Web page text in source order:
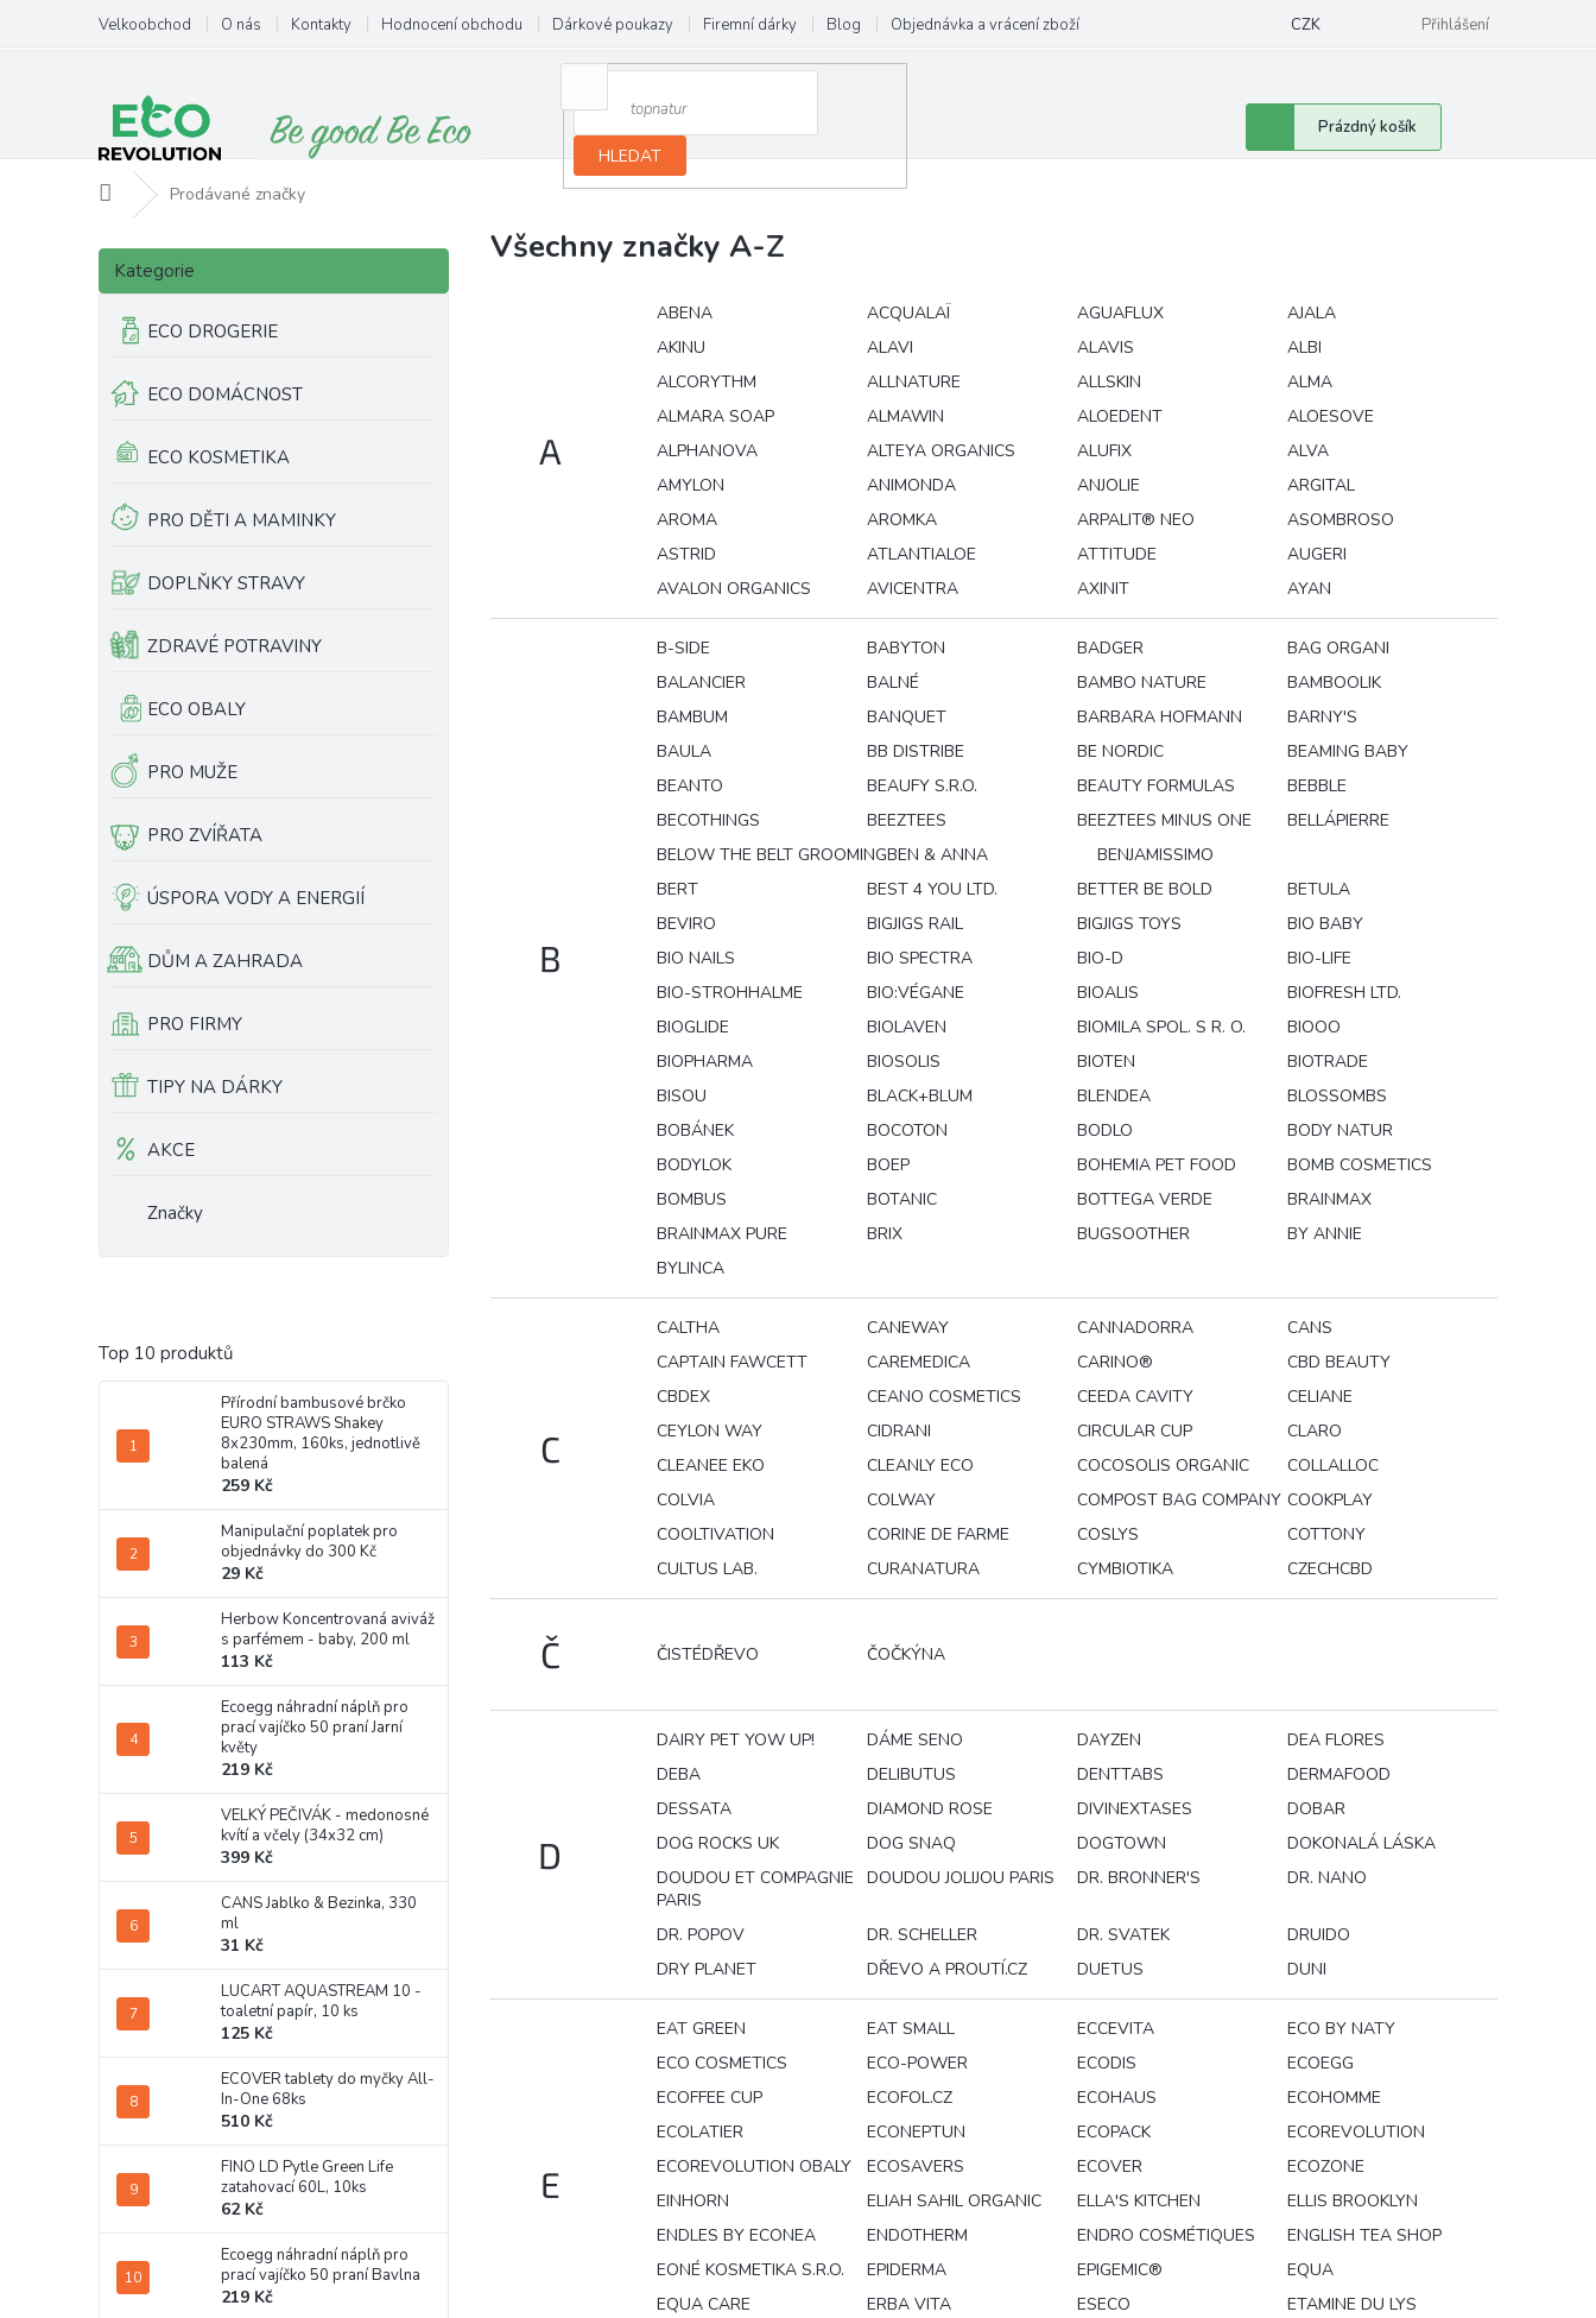
obsah
Velkoobchod O nás Kontakty Hodnocení obchodu Dárkové poukazy Firemní dárky Blog Objednávka a vrácení zboží CZK Přihlášení
HLEDAT
Nákupní
košík
Prázdný košík
Domů Prodávané značky
P
s
n
n
Přeskočit
kategorie
Kategorie
ECO DROGERIE
ECO DOMÁCNOST
ECO KOSMETIKA
PRO DĚTI A MAMINKY
DOPLŇKY STRAVY
ZDRAVÉ POTRAVINY
ECO OBALY
PRO MUŽE
PRO ZVÍŘATA
ÚSPORA VODY A ENERGIÍ
DŮM A ZAHRADA
PRO FIRMY
TIPY NA DÁRKY
AKCE
Značky
Top 10 produktů
Přírodní bambusové brčko
EURO STRAWS Shakey
8x230mm, 160ks, jednotlivě
balená
259 Kč
Manipulační poplatek pro
objednávky do 300 Kč
29 Kč
Herbow Koncentrovaná aviváž
s parfémem - baby, 200 ml
113 Kč
Ecoegg náhradní náplň pro
prací vajíčko 50 praní Jarní
květy
219 Kč
VELKÝ PEČIVÁK - medonosné
kvítí a včely (34x32 cm)
399 Kč
CANS Jablko & Bezinka, 330
ml
31 Kč
LUCART AQUASTREAM 10 -
toaletní papír, 10 ks
125 Kč
ECOVER tablety do myčky All-
In-One 68ks
510 Kč
FINO LD Pytle Green Life
zatahovací 60L, 10ks
62 Kč
Ecoegg náhradní náplň pro
prací vajíčko 50 praní Bavlna
219 Kč
Všechny značky A-Z
A
ABENA ACQUALAÏ AGUAFLUX
AJALA
AKINU
ALAVI ALAVIS
ALBI
ALCORYTHM
ALLNATURE ALLSKIN
ALMA
ALMARA SOAP
ALMAWIN ALOEDENT
ALOESOVE
ALPHANOVA
ALTEYA ORGANICS ALUFIX
ALVA
AMYLON
ANIMONDA ANJOLIE
ARGITAL
AROMA
AROMKA ARPALIT® NEO
ASOMBROSO
ASTRID
ATLANTIALOE ATTITUDE
AUGERI
AVALON ORGANICS
AVICENTRA AXINIT AYAN
B
B-SIDE BABYTON BADGER
BAG ORGANI
BALANCIER
BALNÉ BAMBO NATURE
BAMBOOLIK
BAMBUM
BANQUET BARBARA HOFMANN
BARNY'S
BAULA
BB DISTRIBE BE NORDIC
BEAMING BABY
BEANTO
BEAUFY S.R.O. BEAUTY FORMULAS
BEBBLE
BECOTHINGS
BEEZTEES BEEZTEES MINUS ONE
BELLÁPIERRE
BELOW THE BELT GROOMINGBEN & ANNA
BENJAMISSIMO
BERT
BEST 4 YOU LTD. BETTER BE BOLD
BETULA
BEVIRO
BIGJIGS RAIL BIGJIGS TOYS
BIO BABY
BIO NAILS
BIO SPECTRA BIO-D
BIO-LIFE
BIO-STROHHALME
BIO:VÉGANE BIOALIS
BIOFRESH LTD.
BIOGLIDE
BIOLAVEN BIOMILA SPOL. S R. O.
BIOOO
BIOPHARMA
BIOSOLIS BIOTEN
BIOTRADE
BISOU
BLACK+BLUM BLENDEA
BLOSSOMBS
BOBÁNEK
BOCOTON BODLO
BODY NATUR
BODYLOK
BOEP BOHEMIA PET FOOD
BOMB COSMETICS
BOMBUS
BOTANIC BOTTEGA VERDE
BRAINMAX
BRAINMAX PURE
BRIX BUGSOOTHER
BY ANNIE
BYLINCA
C
CALTHA CANEWAY CANNADORRA
CANS
CAPTAIN FAWCETT
CAREMEDICA CARINO®
CBD BEAUTY
CBDEX
CEANO COSMETICS CEEDA CAVITY
CELIANE
CEYLON WAY
CIDRANI CIRCULAR CUP
CLARO
CLEANEE EKO
CLEANLY ECO COCOSOLIS ORGANIC
COLLALLOC
COLVIA
COLWAY COMPOST BAG COMPANY COOKPLAY
COOLTIVATION
CORINE DE FARME COSLYS
COTTONY
CULTUS LAB.
CURANATURA CYMBIOTIKA CZECHCBD
Č ČISTÉDŘEVO ČOČKÝNA
D
DAIRY PET YOW UP! DÁME SENO DAYZEN
DEA FLORES
DEBA
DELIBUTUS DENTTABS
DERMAFOOD
DESSATA
DIAMOND ROSE DIVINEXTASES
DOBAR
DOG ROCKS UK
DOG SNAQ DOGTOWN
DOKONALÁ LÁSKA
DOUDOU ET COMPAGNIE
PARIS
DOUDOU JOLIJOU PARIS DR. BRONNER'S DR. NANO
DR. POPOV DR. SCHELLER DR. SVATEK
DRUIDO
DRY PLANET
DŘEVO A PROUTÍ.CZ DUETUS DUNI
E
EAT GREEN EAT SMALL ECCEVITA
ECO BY NATY
ECO COSMETICS
ECO-POWER ECODIS
ECOEGG
ECOFFEE CUP
ECOFOL.CZ ECOHAUS
ECOHOMME
ECOLATIER
ECONEPTUN ECOPACK
ECOREVOLUTION
ECOREVOLUTION OBALY
ECOSAVERS ECOVER
ECOZONE
EINHORN
ELIAH SAHIL ORGANIC ELLA'S KITCHEN
ELLIS BROOKLYN
ENDLES BY ECONEA
ENDOTHERM ENDRO COSMÉTIQUES
ENGLISH TEA SHOP
EONÉ KOSMETIKA S.R.O.
EPIDERMA EPIGEMIC®
EQUA
EQUA CARE
ERBA VITA ESECO
ETAMINE DU LYS